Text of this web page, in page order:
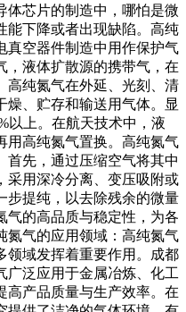
体芯片的制造中，哪怕是微
能下降或者出现缺陷。高纯
真空器件制造中用作保护气
，液体扩散源的携带气，在
高纯氮气在外延、光刻、清
燥、贮存和输送用气体。显
以上。在航天技术中，液
用高纯氮气置换。高纯氮气
首先，通过压缩空气将其中
采用深冷分离、变压吸附或
步提纯，以去除残余的微量
气的高品质与稳定性，为各
氮气的应用领域：高纯氮气
领域发挥着重要作用。成都
广泛应用于金属冶炼、化工
高产品质量与生产效率。在